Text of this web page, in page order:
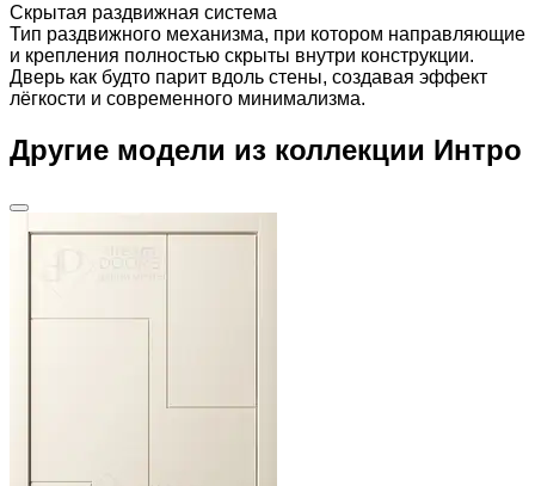
Скрытая раздвижная система
Тип раздвижного механизма, при котором направляющие
и крепления полностью скрыты внутри конструкции.
Дверь как будто парит вдоль стены, создавая эффект
лёгкости и современного минимализма.
Другие модели из коллекции Интро